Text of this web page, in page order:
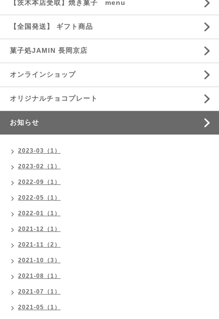
【茨木本店受取】焼き菓子 menu
【全国発送】 ギフト商品
菓子処JAMIN 長岡京店
オンラインショップ
オリジナルチョコプレート
お知らせ
2023-03（1）
2023-02（1）
2022-09（1）
2022-05（1）
2022-01（1）
2021-12（1）
2021-11（2）
2021-10（3）
2021-08（1）
2021-07（1）
2021-05（1）